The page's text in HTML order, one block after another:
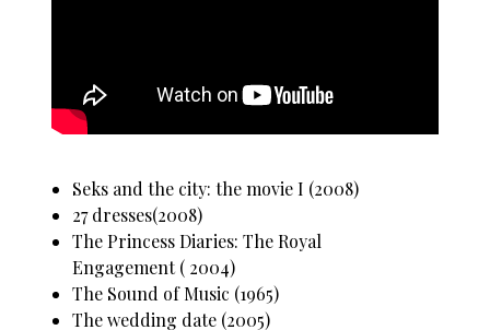
Seks and the city: the movie I (2008)
27 dresses(2008)
The Princess Diaries: The Royal
Engagement ( 2004)
The Sound of Music (1965)
The wedding date (2005)